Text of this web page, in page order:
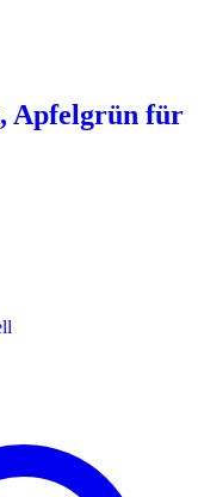
Apfelgrün für